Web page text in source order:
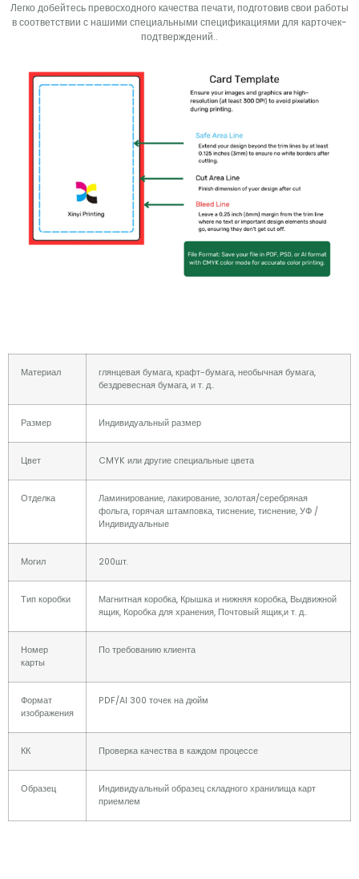
Легко добейтесь превосходного качества печати, подготовив свои работы
в соответствии с нашими специальными спецификациями для карточек-
подтверждений..
Материал
глянцевая бумага, крафт-бумага, необычная бумага,
бездревесная бумага, и т. д..
Размер Индивидуальный размер
Цвет CMYK или другие специальные цвета
Отделка
Ламинирование, лакирование, золотая/серебряная
фольга, горячая штамповка, тиснение, тиснение, УФ /
Индивидуальные
Могил 200шт.
Тип коробки
Магнитная коробка, Крышка и нижняя коробка, Выдвижной
ящик, Коробка для хранения, Почтовый ящик,и т. д..
Номер
карты
По требованию клиента
Формат
изображения
PDF/AI 300 точек на дюйм
КК Проверка качества в каждом процессе
Образец
Индивидуальный образец складного хранилища карт
приемлем